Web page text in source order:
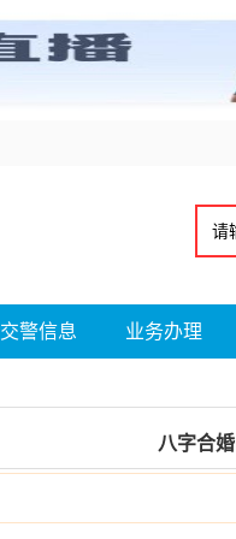
交警信息 业务办理
八字合婚